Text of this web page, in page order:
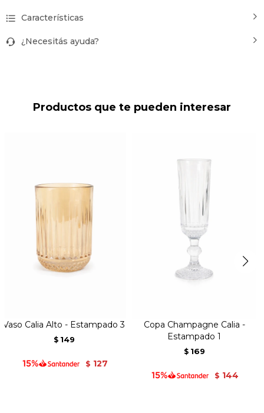
Características
¿Necesitás ayuda?
Productos que te pueden interesar
Vaso Calia Alto - Estampado 3
$ 149
$ 127
Copa Champagne Calia -
Estampado 1
$ 169
$ 144